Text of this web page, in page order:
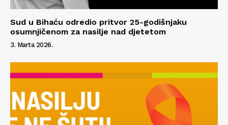
Info
O nama
Impressum
Sud u Bihaću odredio pritvor 25-godišnjaku
osumnjičenom za nasilje nad djetetom
3. Marta 2026.